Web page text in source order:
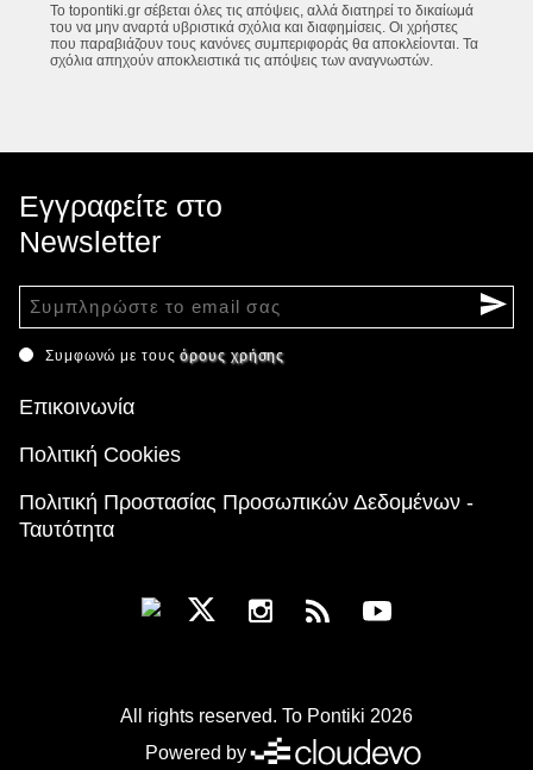
Το topontiki.gr σέβεται όλες τις απόψεις, αλλά διατηρεί το δικαίωμά
του να μην αναρτά υβριστικά σχόλια και διαφημίσεις. Οι χρήστες
που παραβιάζουν τους κανόνες συμπεριφοράς θα αποκλείονται. Τα
σχόλια απηχούν αποκλειστικά τις απόψεις των αναγνωστών.
Εγγραφείτε στο
Newsletter
Συμφωνώ με τουςόρους χρήσης
Επικοινωνία
Πολιτική Cookies
Πολιτική Προστασίας Προσωπικών Δεδομένων -
Ταυτότητα
All rights reserved. To Pontiki 2026
Powered by